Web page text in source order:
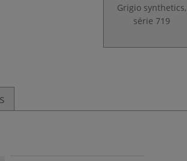
Grigio synthetics,
série 719